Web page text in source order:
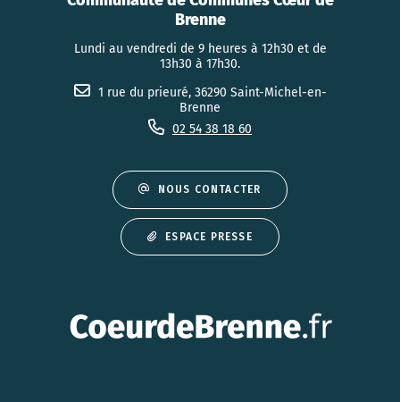
Brenne
Lundi au vendredi de 9 heures à 12h30 et de
13h30 à 17h30.
1 rue du prieuré, 36290 Saint-Michel-en-
Brenne
02 54 38 18 60
NOUS CONTACTER
ESPACE PRESSE